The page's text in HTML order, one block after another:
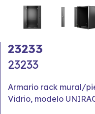
23233
23233
Armario rack mural/
Vidrio, modelo